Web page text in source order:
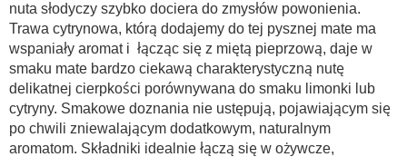
nuta słodyczy szybko dociera do zmysłów powonienia.
Trawa cytrynowa, którą dodajemy do tej pysznej mate ma
wspaniały aromat i łącząc się z miętą pieprzową, daje w
smaku mate bardzo ciekawą charakterystyczną nutę
delikatnej cierpkości porównywana do smaku limonki lub
cytryny. Smakowe doznania nie ustępują, pojawiającym się
po chwili zniewalającym dodatkowym, naturalnym
aromatom. Składniki idealnie łączą się w ożywcze,